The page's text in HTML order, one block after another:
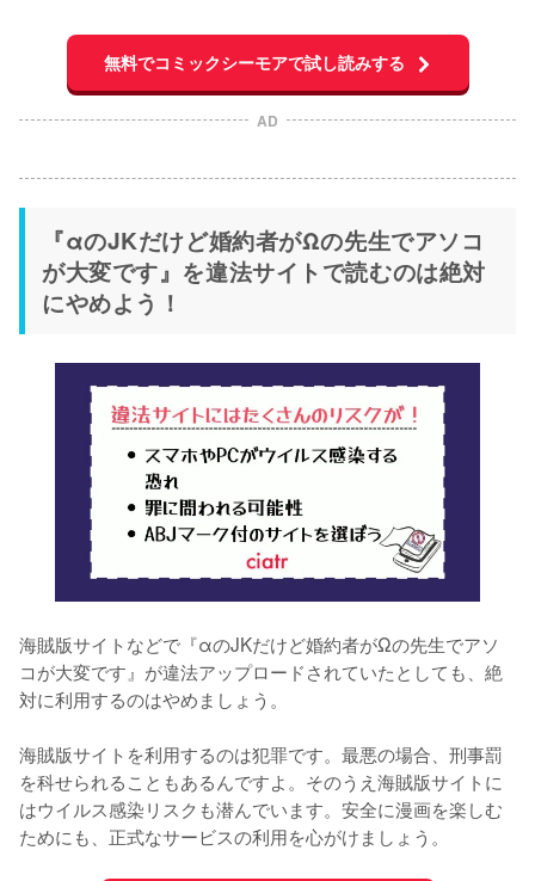
無料でコミックシーモアで試し読みする
AD
『αのJKだけど婚約者がΩの先生でアソコ
が大変です』を違法サイトで読むのは絶対
にやめよう！
海賊版サイトなどで『αのJKだけど婚約者がΩの先生でアソ
コが大変です』が違法アップロードされていたとしても、絶
対に利用するのはやめましょう。
海賊版サイトを利用するのは犯罪です。最悪の場合、刑事罰
を科せられることもあるんですよ。そのうえ海賊版サイトに
はウイルス感染リスクも潜んでいます。安全に漫画を楽しむ
ためにも、正式なサービスの利用を心がけましょう。